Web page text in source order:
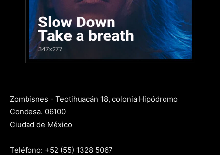
Zombisnes - Teotihuacán 18, colonia Hipódromo
Condesa. 06100
Ciudad de México
Teléfono: +52 (55) 1328 5067